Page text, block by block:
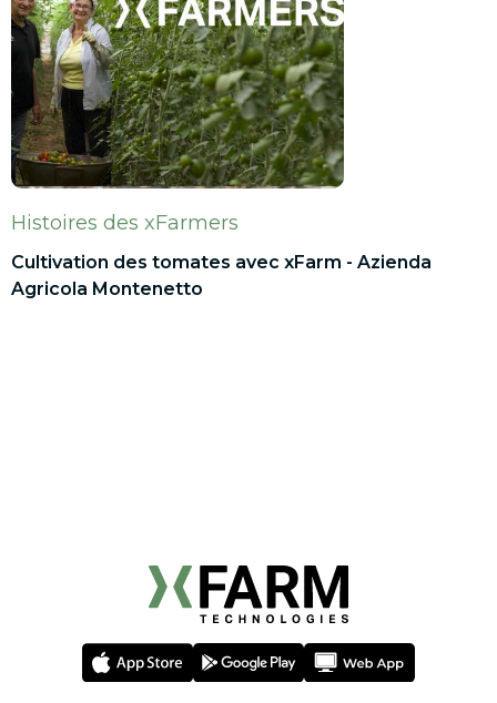
Histoires des xFarmers
Cultivation des tomates avec xFarm - Azienda
Agricola Montenetto